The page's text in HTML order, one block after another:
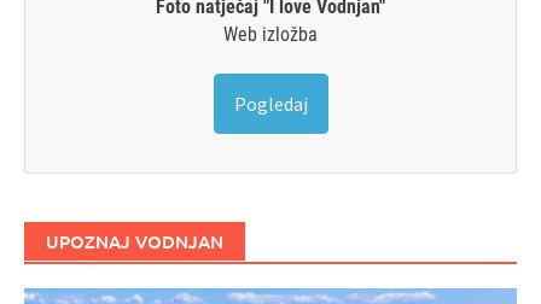
Foto natječaj "I love Vodnjan"
Web izložba
Pogledaj
UPOZNAJ VODNJAN